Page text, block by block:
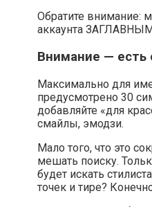
Обратите внимание:
аккаунта
Внимание — есть
Максимально для
предусмотрено 30
добавляйте «для
смайлы, эмодзи.
Мало того, что это
мешать поиску.
будет искать
точек и тире?